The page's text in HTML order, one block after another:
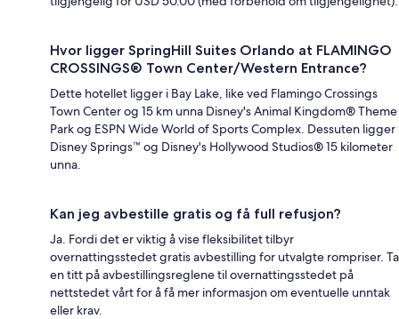
Hvor ligger SpringHill Suites Orlando at FLAMINGO
CROSSINGS® Town Center/Western Entrance?
Dette hotellet ligger i Bay Lake, like ved Flamingo Crossings
Town Center og 15 km unna Disney's Animal Kingdom® Theme
Park og ESPN Wide World of Sports Complex. Dessuten ligger
Disney Springs™ og Disney's Hollywood Studios® 15 kilometer
unna.
Kan jeg avbestille gratis og få full refusjon?
Ja. Fordi det er viktig å vise fleksibilitet tilbyr
overnattingsstedet gratis avbestilling for utvalgte rompriser. Ta
en titt på avbestillingsreglene til overnattingsstedet på
nettstedet vårt for å få mer informasjon om eventuelle unntak
eller krav.